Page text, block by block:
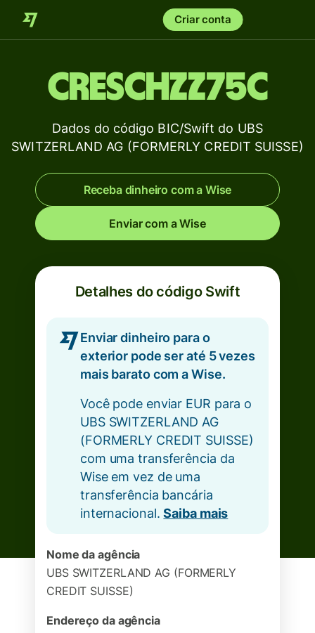
Criar conta
CRESCHZZ75C
Dados do código BIC/Swift do UBS
SWITZERLAND AG (FORMERLY CREDIT SUISSE)
Receba dinheiro com a Wise
Enviar com a Wise
Detalhes do código Swift
Enviar dinheiro para o
exterior pode ser até 5 vezes
mais barato com a Wise.
Você pode enviar EUR para o
UBS SWITZERLAND AG
(FORMERLY CREDIT SUISSE)
com uma transferência da
Wise em vez de uma
transferência bancária
internacional.Saiba mais
Nome da agência
UBS SWITZERLAND AG (FORMERLY
CREDIT SUISSE)
Endereço da agência